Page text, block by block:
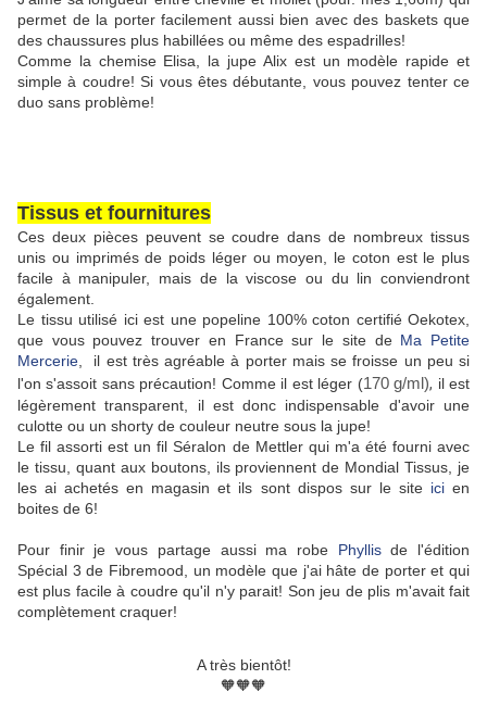
permet de la porter facilement aussi bien avec des baskets que
des chaussures plus habillées ou même des espadrilles!
Comme la chemise Elisa, la jupe Alix est un modèle rapide et
simple à coudre! Si vous êtes débutante, vous pouvez tenter ce
duo sans problème!
Tissus et fournitures
Ces deux pièces peuvent se coudre dans de nombreux tissus
unis ou imprimés de poids léger ou moyen, le coton est le plus
facile à manipuler, mais de la viscose ou du lin conviendront
également.
Le tissu utilisé ici est une popeline 100% coton certifié Oekotex,
que vous pouvez trouver en France sur le site de Ma Petite
Mercerie , il est très agréable à porter mais se froisse un peu si
l'on s'assoit sans précaution! Comme il est léger (170 g/ml), il est
légèrement transparent, il est donc indispensable d'avoir une
culotte ou un shorty de couleur neutre sous la jupe!
Le fil assorti est un fil Séralon de Mettler qui m'a été fourni avec
le tissu, quant aux boutons, ils proviennent de Mondial Tissus, je
les ai achetés en magasin et ils sont dispos sur le site icien
boites de 6!
Pour finir je vous partage aussi ma robe Phyllisde l'édition
Spécial 3 de Fibremood, un modèle que j'ai hâte de porter et qui
est plus facile à coudre qu'il n'y parait! Son jeu de plis m'avait fait
complètement craquer!
A très bientôt!
🧡🧡🧡